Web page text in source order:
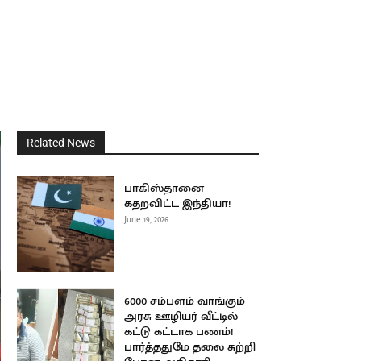
Related News
பாகிஸ்தானை
கதறவிட்ட இந்தியா!
June 19, 2026
6000 சம்பளம் வாங்கும்
அரசு ஊழியர் வீட்டில்
கட்டு கட்டாக பணம்!
பார்த்ததுமே தலை சுற்றி